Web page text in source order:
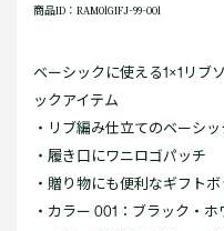
商品ID：RAM01GIFJ-99-001
ベーシックに使える1×1リブ
ックアイテム
・リブ編み仕立てのベーシ
・履き口にワニロゴパッチ
・贈り物にも便利なギフトボ
・カラー 001：ブラック・ホ